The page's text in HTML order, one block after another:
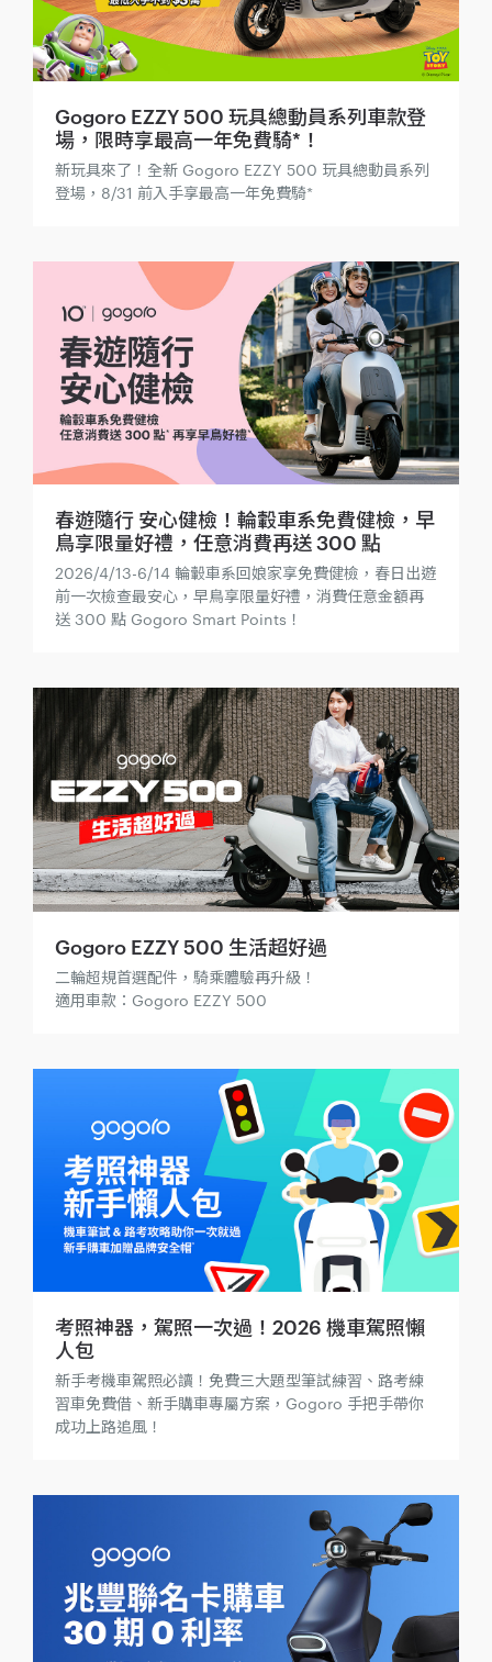
Gogoro EZZY 500 玩具總動員系列車款登
場，限時享最高一年免費騎*！
新玩具來了！全新 Gogoro EZZY 500 玩具總動員系列
登場，8/31 前入手享最高一年免費騎*
春遊隨行 安心健檢！輪轂車系免費健檢，早
鳥享限量好禮，任意消費再送 300 點
2026/4/13-6/14 輪轂車系回娘家享免費健檢，春日出遊
前一次檢查最安心，早鳥享限量好禮，消費任意金額再
送 300 點 Gogoro Smart Points！
Gogoro EZZY 500 生活超好過
二輪超規首選配件，騎乘體驗再升級！
適用車款：Gogoro EZZY 500
考照神器，駕照一次過！2026 機車駕照懶
人包
新手考機車駕照必讀！免費三大題型筆試練習、路考練
習車免費借、新手購車專屬方案，Gogoro 手把手帶你
成功上路追風！